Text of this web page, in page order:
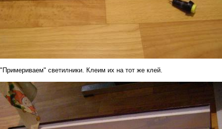
"Примериваем" светилники. Клеим их на тот же клей.